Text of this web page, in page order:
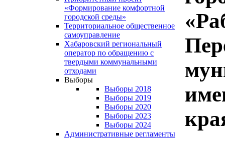
«Формирование комфортной
городской среды»
Территориальное общественное
самоуправление
Хабаровский региональный
оператор по обращению с
твердыми коммунальными
отходами
Выборы
Выборы 2018
Выборы 2019
Выборы 2020
Выборы 2023
Выборы 2024
Административные регламенты